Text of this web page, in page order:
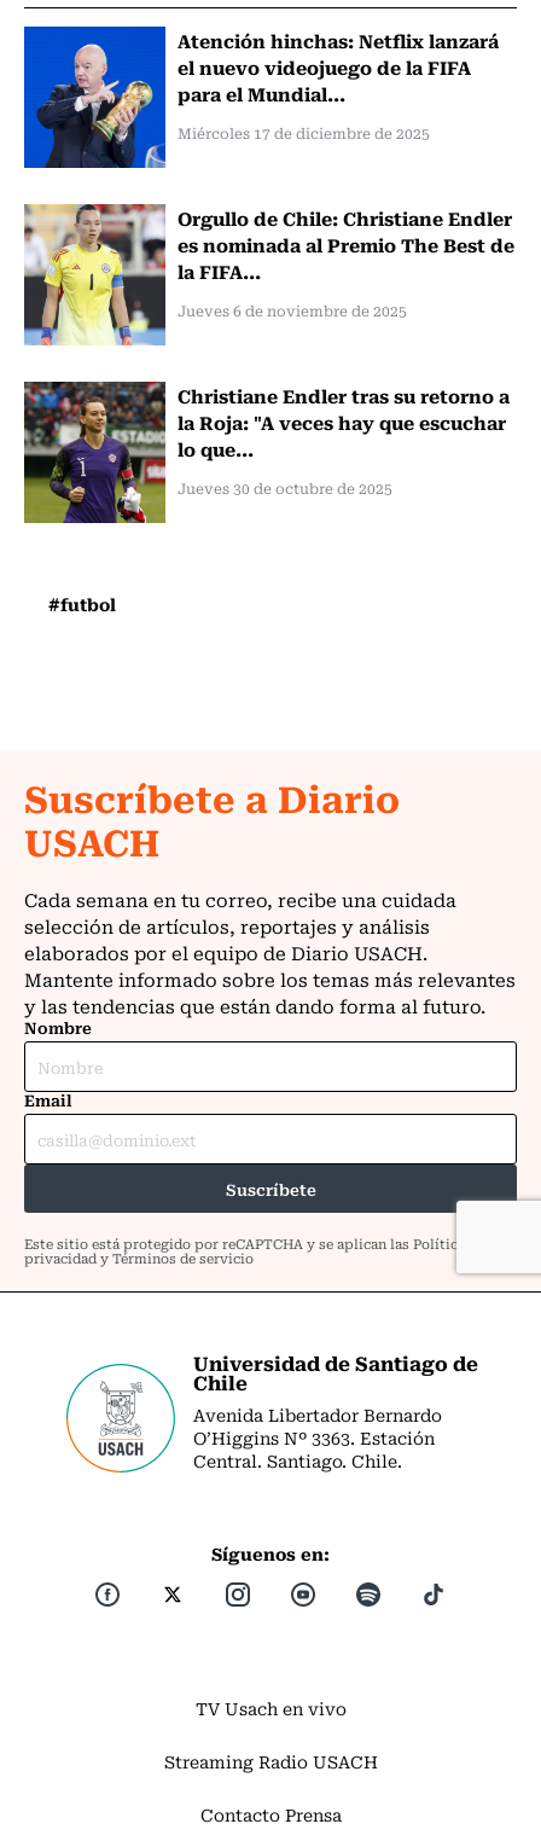
Atención hinchas: Netflix lanzará
el nuevo videojuego de la FIFA
para el Mundial...
Miércoles 17 de diciembre de 2025
Orgullo de Chile: Christiane Endler
es nominada al Premio The Best de
la FIFA...
Jueves 6 de noviembre de 2025
Christiane Endler tras su retorno a
la Roja: "A veces hay que escuchar
lo que...
Jueves 30 de octubre de 2025
#futbol
Universidad de Santiago de
Chile
Avenida Libertador Bernardo
O’Higgins Nº 3363. Estación
Central. Santiago. Chile.
Síguenos en:
TV Usach en vivo
Streaming Radio USACH
Contacto Prensa